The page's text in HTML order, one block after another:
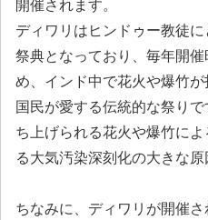
開催されます。
ディワリはヒンドゥー教徒
祭典となっており、毎年開
め、インド中で花火や爆竹が
国民が愛する伝統的な祭り
ち上げられる花火や爆竹に
る大気汚染深刻化の大きな原
ちなみに、ディワリが開催